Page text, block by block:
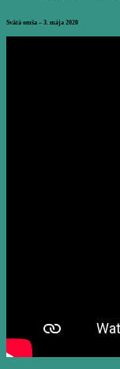
Svätá omša – 3. mája 2020